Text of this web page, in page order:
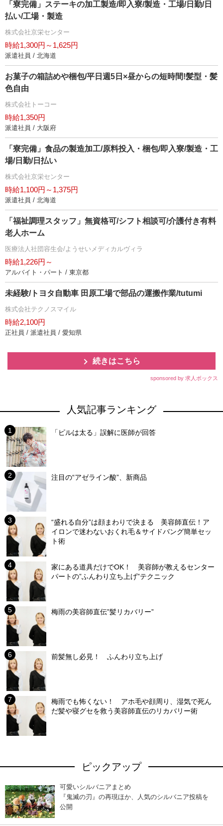
「寮完備」ステーキの加工製造/即入寮/製造・工場/日勤/日
払い/工場・製造
株式会社京栄センター
時給1,300円～1,625円
派遣社員 / 北海道
お菓子の箱詰めや梱包/平日週5日×昼からの短時間!髪型・髪
色自由
株式会社トーコー
時給1,350円
派遣社員 / 大阪府
「寮完備」食品の製造加工/原料投入・梱包/即入寮/製造・工
場/日勤/日払い
株式会社京栄センター
時給1,100円～1,375円
派遣社員 / 北海道
「福祉調理スタッフ」無資格可/シフト相談可/介護付き有料
老人ホーム
医療法人社団容生会/ようせいメディカルヴィラ
時給1,226円～
アルバイト・パート / 東京都
未経験/トヨタ自動車 田原工場で部品の運搬作業/tutumi
株式会社テクノスマイル
時給2,100円
正社員 / 派遣社員 / 愛知県
続きはこちら
sponsored by 求人ボックス
人気記事ランキング
「ピルは太る」誤解に医師が回答
注目の“アゼライン酸”、新商品
“盛れる自分”は顔まわりで決まる 美容師直伝！ア
イロンで迷わないおくれ毛＆サイドバング簡単セッ
ト術
家にある道具だけでOK！ 美容師が教えるセンター
パートの”ふんわり立ち上げ”テクニック
梅雨の美容師直伝”髪リカバリー”
前髪無し必見！ ふんわり立ち上げ
梅雨でも怖くない！ アホ毛や顔周り、湿気で死ん
だ髪や寝グセを救う美容師直伝のリカバリー術
ピックアップ
可愛いシルバニアまとめ
『鬼滅の刃』の再現ほか、人気のシルバニア投稿を
公開